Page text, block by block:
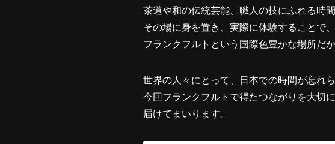
茶道や和の伝統芸能、職人の技にふれる時
その場に身を置き、実際に体験することで
フランクフルトという国際色豊かな場所だ
世界の人々にとって、日本での時間が忘れ
今回フランクフルトで得たつながりを大切
届けてまいります。